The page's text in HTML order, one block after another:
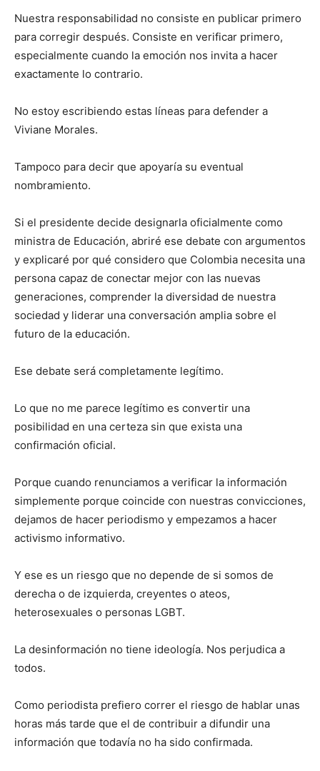
Nuestra responsabilidad no consiste en publicar primero
para corregir después. Consiste en verificar primero,
especialmente cuando la emoción nos invita a hacer
exactamente lo contrario.
No estoy escribiendo estas líneas para defender a
Viviane Morales.
Tampoco para decir que apoyaría su eventual
nombramiento.
Si el presidente decide designarla oficialmente como
ministra de Educación, abriré ese debate con argumentos
y explicaré por qué considero que Colombia necesita una
persona capaz de conectar mejor con las nuevas
generaciones, comprender la diversidad de nuestra
sociedad y liderar una conversación amplia sobre el
futuro de la educación.
Ese debate será completamente legítimo.
Lo que no me parece legítimo es convertir una
posibilidad en una certeza sin que exista una
confirmación oficial.
Porque cuando renunciamos a verificar la información
simplemente porque coincide con nuestras convicciones,
dejamos de hacer periodismo y empezamos a hacer
activismo informativo.
Y ese es un riesgo que no depende de si somos de
derecha o de izquierda, creyentes o ateos,
heterosexuales o personas LGBT.
La desinformación no tiene ideología. Nos perjudica a
todos.
Como periodista prefiero correr el riesgo de hablar unas
horas más tarde que el de contribuir a difundir una
información que todavía no ha sido confirmada.